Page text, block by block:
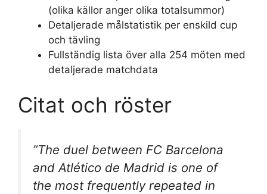
(olika källor anger olika totalsummor)
Detaljerade målstatistik per enskild cup
och tävling
Fullständig lista över alla 254 möten med
detaljerade matchdata
Citat och röster
”The duel between FC Barcelona
and Atlético de Madrid is one of
the most frequently repeated in